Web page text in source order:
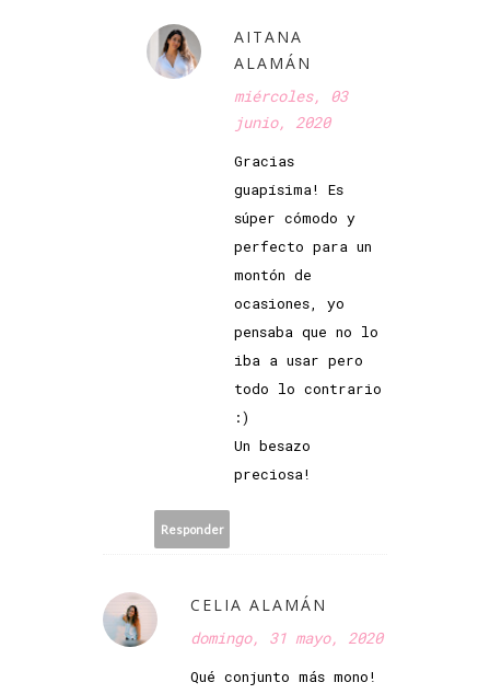
AITANA
ALAMÁN
miércoles, 03
junio, 2020
Gracias
guapísima! Es
súper cómodo y
perfecto para un
montón de
ocasiones, yo
pensaba que no lo
iba a usar pero
todo lo contrario
:)
Un besazo
preciosa!
Responder
CELIA ALAMÁN
domingo, 31 mayo, 2020
Qué conjunto más mono!